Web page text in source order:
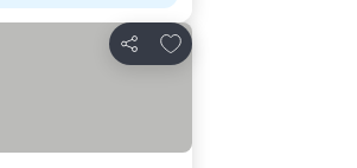
Partilhar
Adicionar aos favoritos